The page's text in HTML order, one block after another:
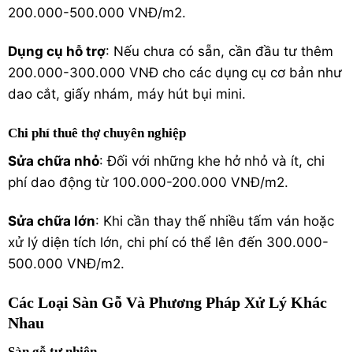
200.000-500.000 VNĐ/m2.
Dụng cụ hỗ trợ: Nếu chưa có sẵn, cần đầu tư thêm
200.000-300.000 VNĐ cho các dụng cụ cơ bản như
dao cắt, giấy nhám, máy hút bụi mini.
Chi phí thuê thợ chuyên nghiệp
Sửa chữa nhỏ: Đối với những khe hở nhỏ và ít, chi
phí dao động từ 100.000-200.000 VNĐ/m2.
Sửa chữa lớn: Khi cần thay thế nhiều tấm ván hoặc
xử lý diện tích lớn, chi phí có thể lên đến 300.000-
500.000 VNĐ/m2.
Các Loại Sàn Gỗ Và Phương Pháp Xử Lý Khác
Nhau